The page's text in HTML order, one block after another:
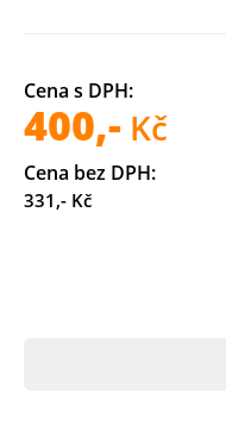
Cena s DPH:
400,- Kč
Cena bez DPH:
331,- Kč